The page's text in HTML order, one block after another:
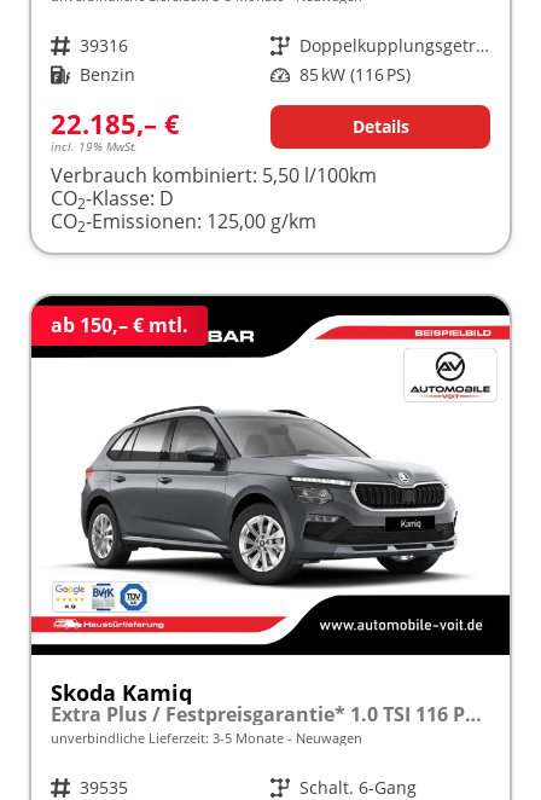
Fahrzeugnr. 39316 Getriebe
Doppelkupplungsgetriebe (DSG)
Kraftstoff Benzin Leistung 85 kW (116 PS)
22.185,– €
incl. 19% MwSt.
Details
Verbrauch kombiniert: 5,50 l/100km
CO2-Klasse: D
CO2-Emissionen: 125,00 g/km
ab 150,– € mtl.
Skoda Kamiq
Extra Plus / Festpreisgarantie* 1.0 TSI 116 PS frei konfigurierbar!
unverbindliche Lieferzeit: 3-5 Monate Neuwagen
Fahrzeugnr. 39535 Getriebe Schalt. 6-Gang